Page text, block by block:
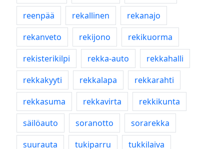
reenpää
rekallinen
rekanajo
rekanveto
rekijono
rekikuorma
rekisterikilpi
rekka-auto
rekkahalli
rekkakyyti
rekkalapa
rekkarahti
rekkasuma
rekkavirta
rekkikunta
säilöauto
soranotto
sorarekka
suurauta
tukiparru tukkilaiva